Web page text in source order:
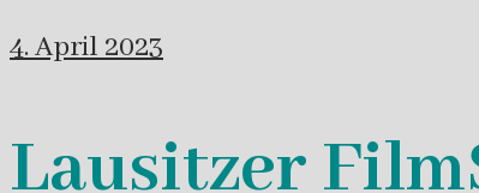
4. April 2023
Lausitzer